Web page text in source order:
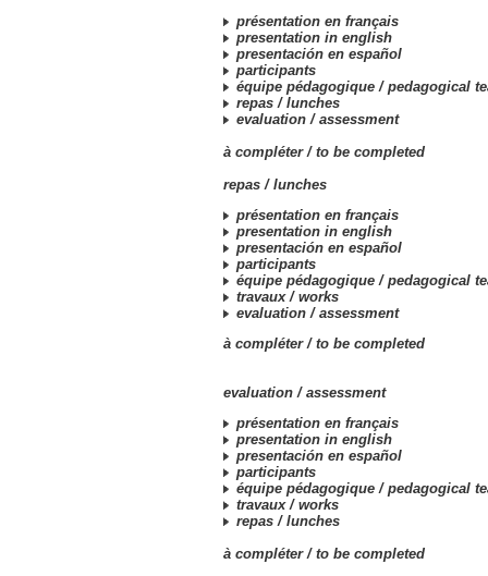
présentation en français
presentation in english
presentación en español
participants
équipe pédagogique / pedagogical
repas / lunches
evaluation / assessment
à compléter / to be completed
repas / lunches
présentation en français
presentation in english
presentación en español
participants
équipe pédagogique / pedagogical
travaux / works
evaluation / assessment
à compléter / to be completed
evaluation / assessment
présentation en français
presentation in english
presentación en español
participants
équipe pédagogique / pedagogical
travaux / works
repas / lunches
à compléter / to be completed